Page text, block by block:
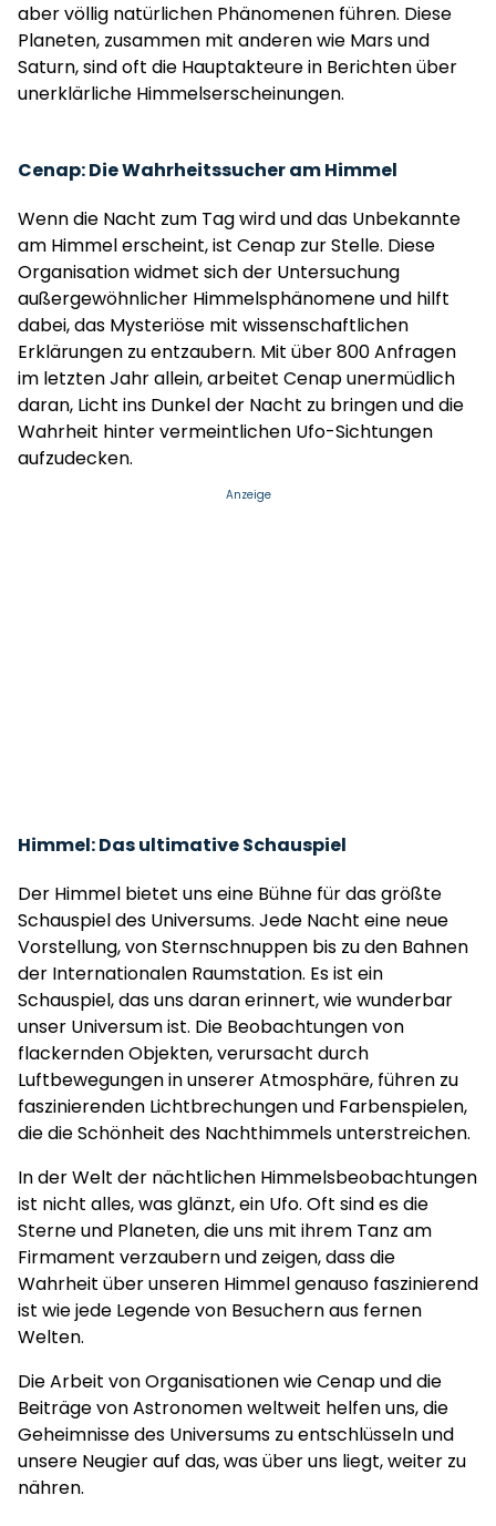
aber völlig natürlichen Phänomenen führen. Diese
Planeten, zusammen mit anderen wie Mars und
Saturn, sind oft die Hauptakteure in Berichten über
unerklärliche Himmelserscheinungen.
Cenap: Die Wahrheitssucher am Himmel
Wenn die Nacht zum Tag wird und das Unbekannte
am Himmel erscheint, ist Cenap zur Stelle. Diese
Organisation widmet sich der Untersuchung
außergewöhnlicher Himmelsphänomene und hilft
dabei, das Mysteriöse mit wissenschaftlichen
Erklärungen zu entzaubern. Mit über 800 Anfragen
im letzten Jahr allein, arbeitet Cenap unermüdlich
daran, Licht ins Dunkel der Nacht zu bringen und die
Wahrheit hinter vermeintlichen Ufo-Sichtungen
aufzudecken.
Anzeige
Himmel: Das ultimative Schauspiel
Der Himmel bietet uns eine Bühne für das größte
Schauspiel des Universums. Jede Nacht eine neue
Vorstellung, von Sternschnuppen bis zu den Bahnen
der Internationalen Raumstation. Es ist ein
Schauspiel, das uns daran erinnert, wie wunderbar
unser Universum ist. Die Beobachtungen von
flackernden Objekten, verursacht durch
Luftbewegungen in unserer Atmosphäre, führen zu
faszinierenden Lichtbrechungen und Farbenspielen,
die die Schönheit des Nachthimmels unterstreichen.
In der Welt der nächtlichen Himmelsbeobachtungen
ist nicht alles, was glänzt, ein Ufo. Oft sind es die
Sterne und Planeten, die uns mit ihrem Tanz am
Firmament verzaubern und zeigen, dass die
Wahrheit über unseren Himmel genauso faszinierend
ist wie jede Legende von Besuchern aus fernen
Welten.
Die Arbeit von Organisationen wie Cenap und die
Beiträge von Astronomen weltweit helfen uns, die
Geheimnisse des Universums zu entschlüsseln und
unsere Neugier auf das, was über uns liegt, weiter zu
nähren.